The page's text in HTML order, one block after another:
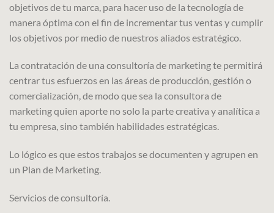
objetivos de tu marca, para hacer uso de la tecnología de
manera óptima con el fin de incrementar tus ventas y cumplir
los objetivos por medio de nuestros aliados estratégico.
La contratación de una consultoría de marketing te permitirá
centrar tus esfuerzos en las áreas de producción, gestión o
comercialización, de modo que sea la consultora de
marketing quien aporte no solo la parte creativa y analítica a
tu empresa, sino también habilidades estratégicas.
Lo lógico es que estos trabajos se documenten y agrupen en
un Plan de Marketing.
Servicios de consultoría.